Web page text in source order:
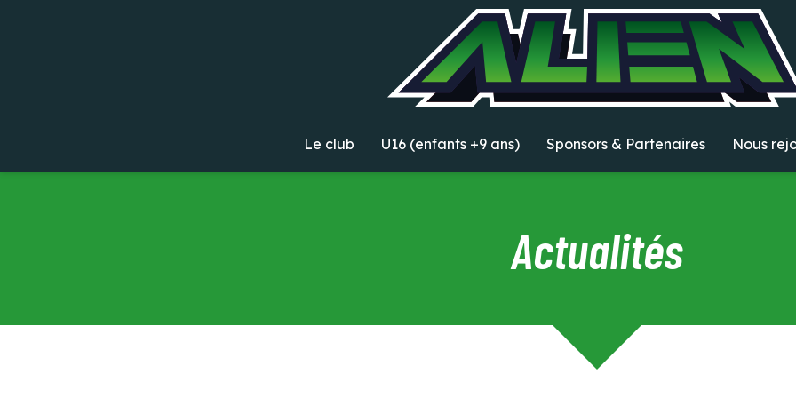
Le club U16 (enfants +9 ans) Sponsors & Partenaires Nous
Actualités